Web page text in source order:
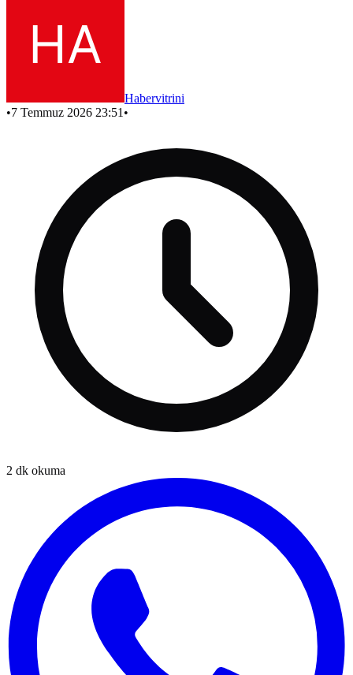
Habervitrini
•7 Temmuz 2026 23:51 •
2 dk okuma